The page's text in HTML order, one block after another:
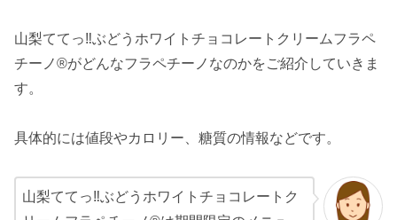
山梨ててっ‼ぶどうホワイトチョコレートクリームフラペ
チーノ®がどんなフラペチーノなのかをご紹介していきま
す。
具体的には値段やカロリー、糖質の情報などです。
山梨ててっ‼ぶどうホワイトチョコレートク